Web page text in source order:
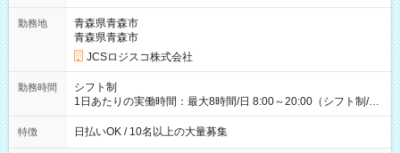
ど！ ・主要都市エリア 月収55万円／週5日稼働 月収65万~112
万円／週6日稼働 ・地方郊外エリア 月収40万円／週5日稼働 月
収40万円~50万円／週6日稼働 ＜モデルイメージ＞ ■月収50万
円 (27歳男性/江東区在住)※元建築関係 1日150個配達×25日勤務
(日休み) ■月収80万円(43歳男性/墨田区在住)※元営業 1日200個
勤務地
青森県青森市
青森県青森市
JCSロジスコ株式会社
勤務時間
シフト制
1日あたりの実働時間：最大8時間/日 8:00～20:00（シフト制/実
働8時間） ※週5日勤務（場所次第では週4も有り） ※配達状況
によって時間外での勤務可能性有り ※案件により多少の前後あ
特徴 日払いOK / 10名以上の大量募集